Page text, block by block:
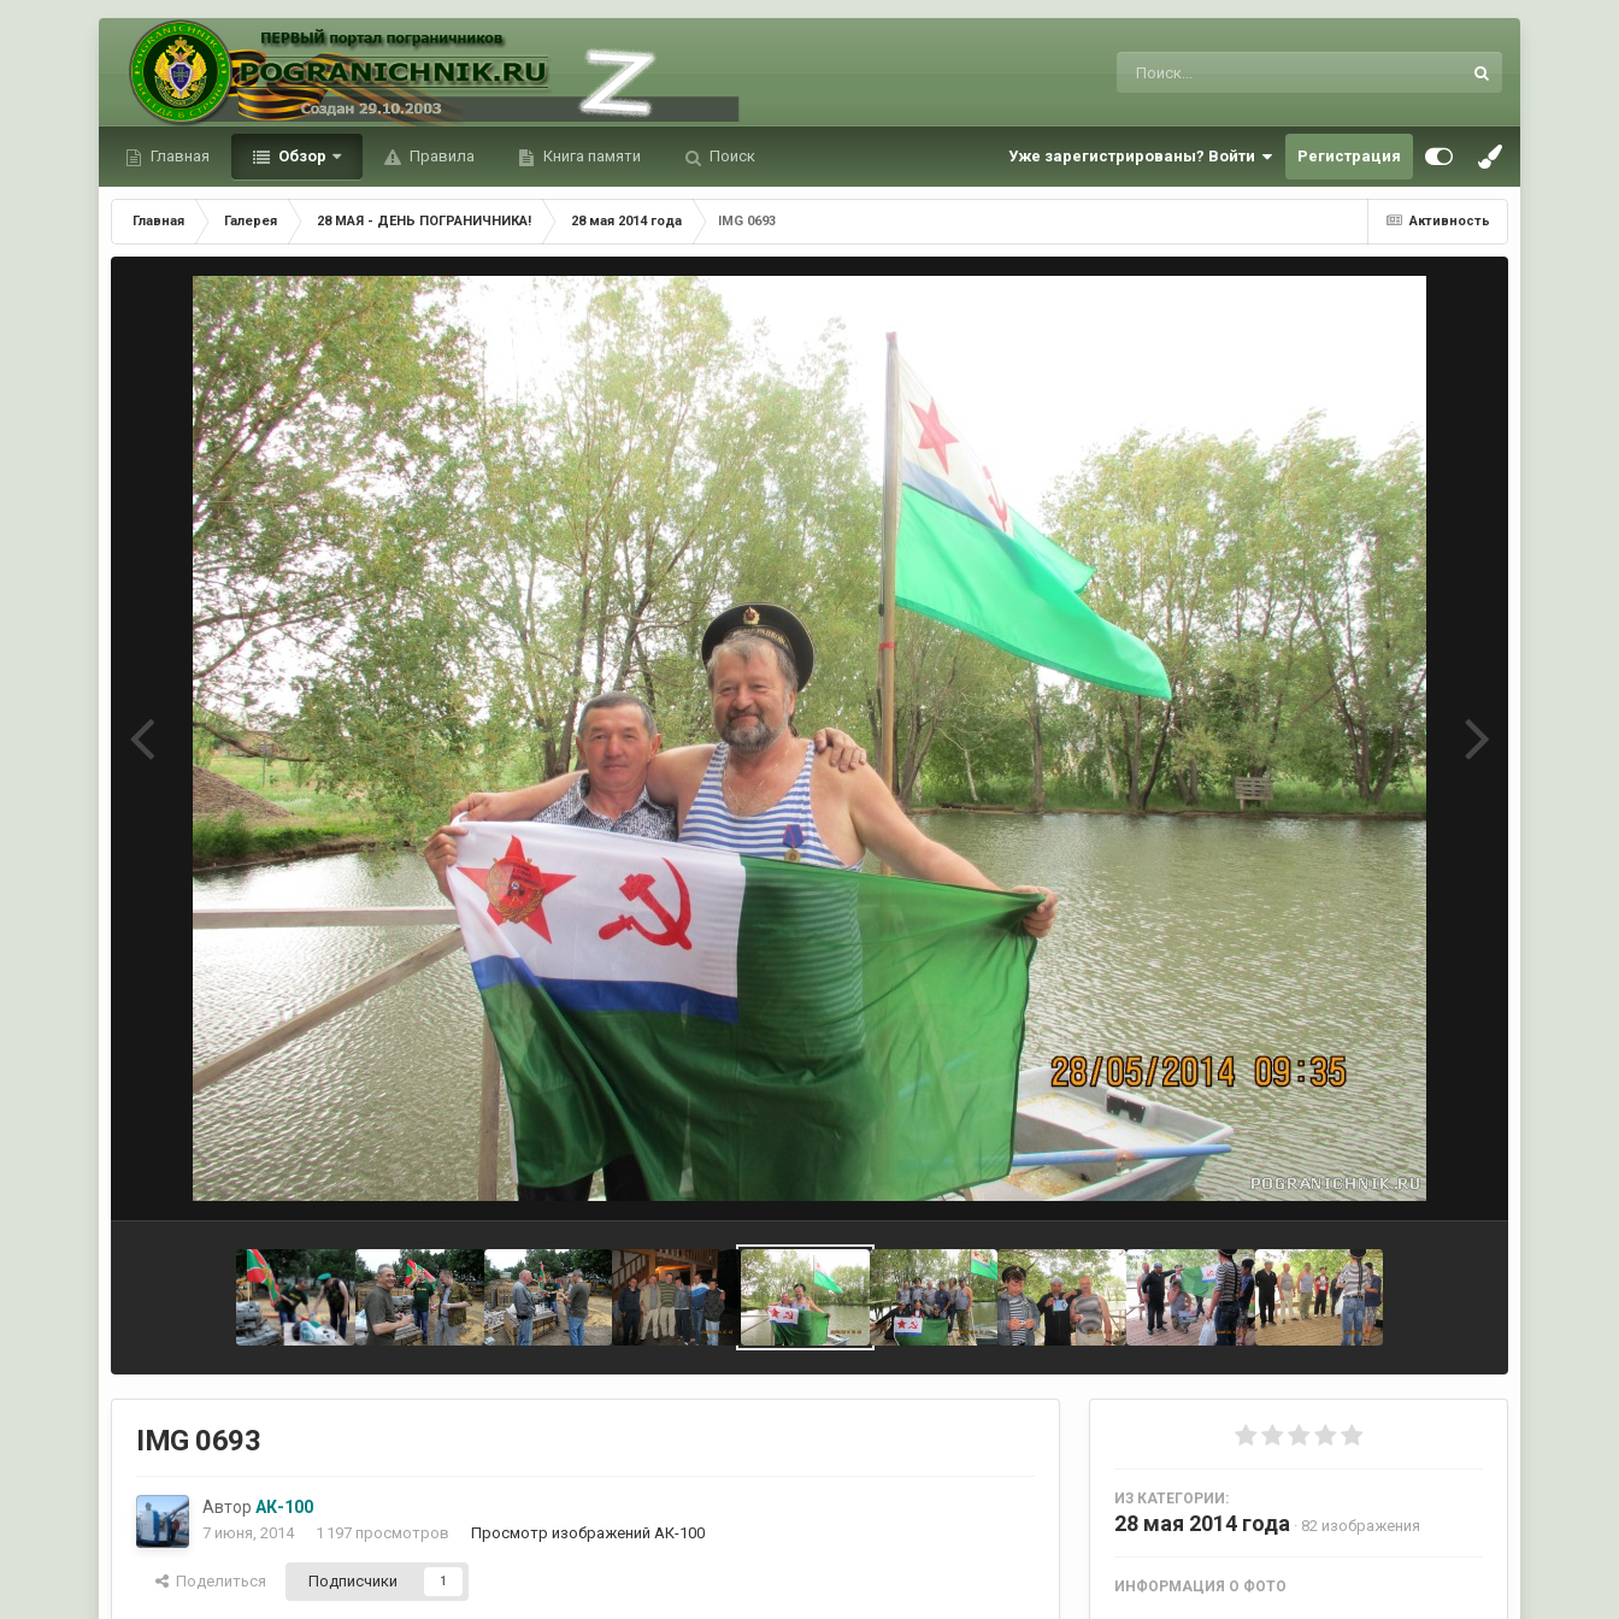
Главная Обзор Правила Книга памяти Поиск Уже зарегистрированы? Войти Регистрация
Активность
Главная Галерея 28 МАЯ - ДЕНЬ ПОГРАНИЧНИКА! 28 мая 2014 года IMG 0693
IMG 0693
АвторАК-100
7 июня, 2014 1 197 просмотров Просмотр изображений АК-100
Поделиться Подписчики 1
ИЗ КАТЕГОРИИ:
28 мая 2014 года · 82 изображения
ИНФОРМАЦИЯ О ФОТО